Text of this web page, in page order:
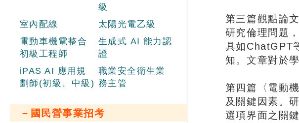
級
室內配線
太陽光電乙級
電動車機電整合
初級工程師
生成式 AI 能力認
證
iPAS AI 應用規
劃師(初級、中級)
職業安全衛生業
務主管
－國民營事業招考
第三篇觀點論
研究倫理問題
具如ChatGPT
知。文章對於
第四篇〈電動
及關鍵因素。
選項界面之關